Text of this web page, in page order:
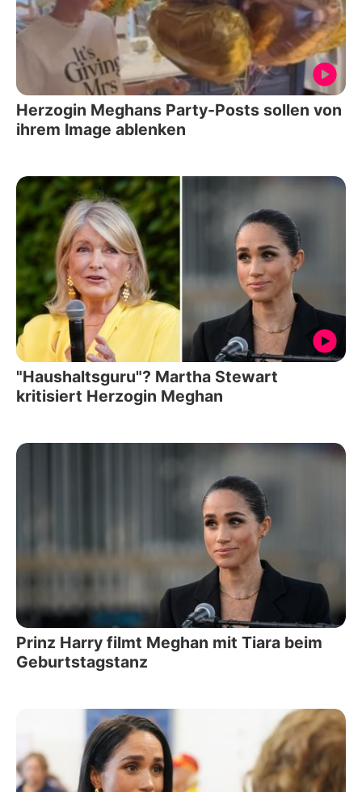
Herzogin Meghans Party-Posts sollen von
ihrem Image ablenken
"Haushaltsguru"? Martha Stewart
kritisiert Herzogin Meghan
Prinz Harry filmt Meghan mit Tiara beim
Geburtstagstanz